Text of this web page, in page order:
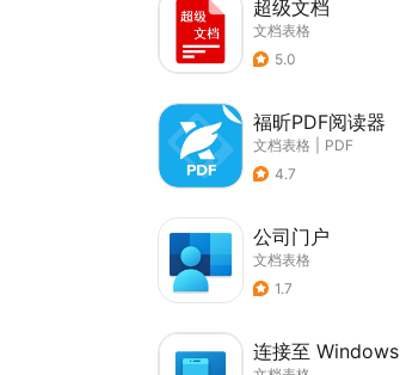
超级文档
文档表格
5.0
福昕PDF阅读器
文档表格
PDF
4.7
公司门户
文档表格
1.7
连接至 Windows